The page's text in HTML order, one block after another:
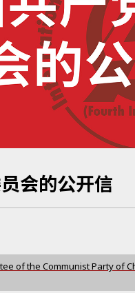
会的公开信
of the Communist Party of